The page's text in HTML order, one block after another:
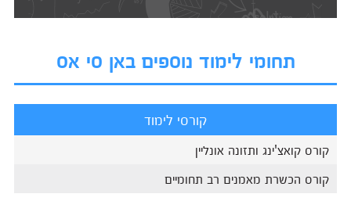
תחומי לימוד נוספים באן סי אס
קורסי לימוד
קורס קואצ'ינג ותזונה אונליין
קורס הכשרת מאמנים רב תחומיים